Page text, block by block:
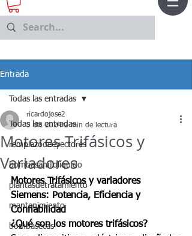
Entrada
Todas las entradas
remplazodeeyectores
bombasanilloliquido
plantasdetratamiento
mantenimiento
bombasecas
Todas las entradas
Motores Trifásicos y
Variadores
ricardojose2
3 dic 2024 2 min de lectura
Motores Trifásicos y variadores
Siemens: Potencia, Eficiencia y
Confiabilidad
¿Qué son los motores trifásicos?